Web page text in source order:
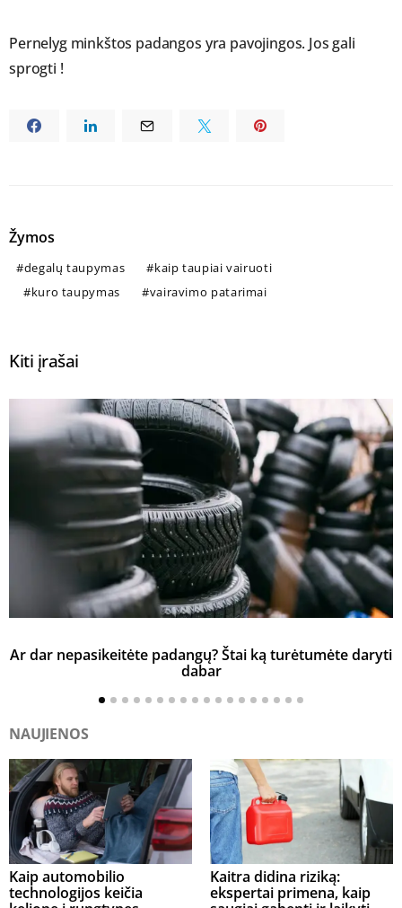
Pernelyg minkštos padangos yra pavojingos. Jos gali
sprogti !
Žymos
degalų taupymas
kaip taupiai vairuoti
kuro taupymas
vairavimo patarimai
Kiti įrašai
Ar dar nepasikeitėte padangų? Štai ką turėtumėte daryti
dabar
NAUJIENOS
Kaip automobilio
technologijos keičia
Kaitra didina riziką:
ekspertai primena, kaip